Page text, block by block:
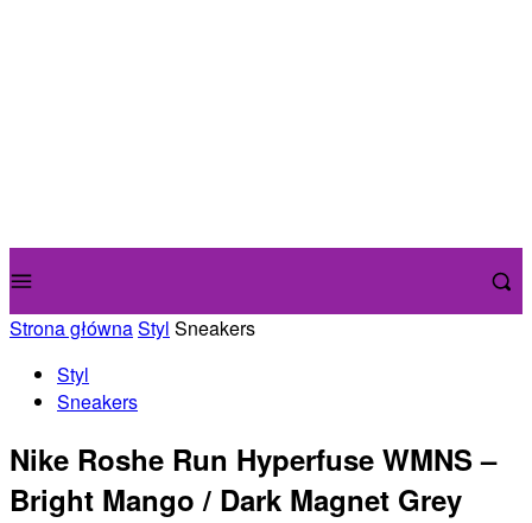
Strona głównaStyl Sneakers
Styl
Sneakers
Nike Roshe Run Hyperfuse WMNS –
Bright Mango / Dark Magnet Grey